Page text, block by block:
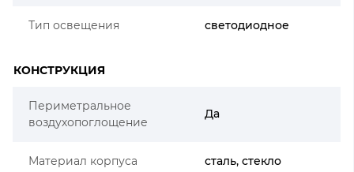
Тип освещения светодиодное
КОНСТРУКЦИЯ
Периметральное
воздухопоглощение
Да
Материал корпуса сталь, стекло